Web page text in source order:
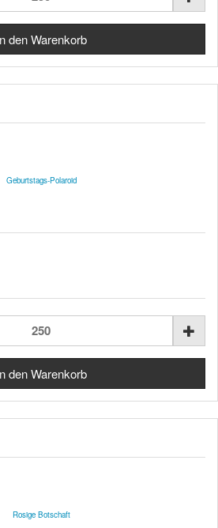
Geburtstags-Polaroid
Rosige Botschaft